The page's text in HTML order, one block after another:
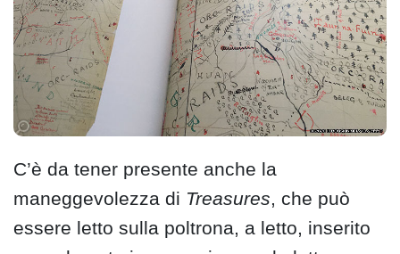
C’è da tener presente anche la
maneggevolezza di Treasures, che può
essere letto sulla poltrona, a letto, inserito